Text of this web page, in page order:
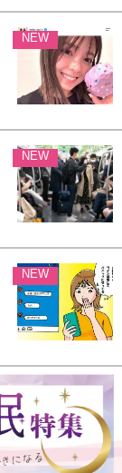
NEW
NEW
NEW